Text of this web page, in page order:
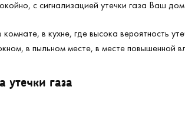
с сигнализацией утечки газа Ваш
в кухне, где высока вероятность
в пыльном месте, в месте повышенной
утечки газа